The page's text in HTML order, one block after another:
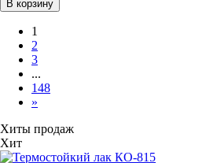
1
2
3
...
148
»
Хиты продаж
Хит